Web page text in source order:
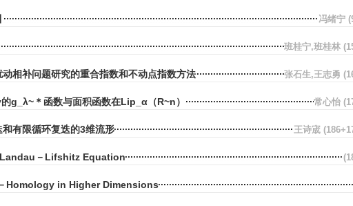
冯绪宁
班桂宁,班桂林
相补问题研究的重合指数和不动点指数方法 张石生,王志勇
g_λ~＊函数与面积函数在Lip_α（R~n） 常心怡
有限循环复迭的3维流形 王诗宬
－Lifshitz Equation
Homology in Higher Dimensions